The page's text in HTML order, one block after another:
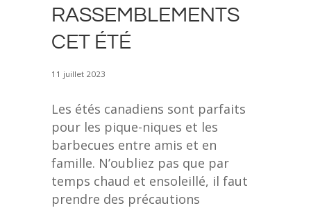
RASSEMBLEMENTS
CET ÉTÉ
11 juillet 2023
Les étés canadiens sont parfaits
pour les pique-niques et les
barbecues entre amis et en
famille. N’oubliez pas que par
temps chaud et ensoleillé, il faut
prendre des précautions